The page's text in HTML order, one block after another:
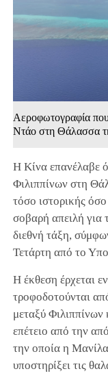
Αεροφωτογραφία που
Ντάο στη Θάλασσα
Η Κίνα επανέλαβε
Φιλιππίνων στη
τόσο ιστορικής
σοβαρή απειλή για
διεθνή τάξη,
Τετάρτη από το
Η έκθεση έρχεται
τροφοδοτούνται
μεταξύ
επέτειο από την
την οποία η Μανίλα
υποστηρίξει τις